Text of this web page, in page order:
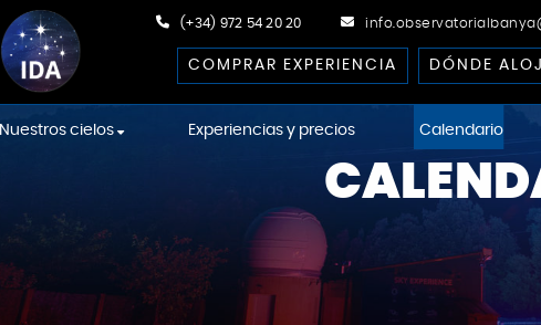
(+34) 972 54 20 20
COMPRAR EXPERIENCIA DÓNDE
Nuestros cielos
Cielos de la International Dark-
Sky Association
Cielos Starlight
Experiencias y precios Calendario